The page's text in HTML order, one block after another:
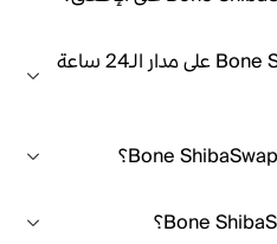
ما هو حجم تداول Bone ShibaSwap على مدار الـ24 ساعة